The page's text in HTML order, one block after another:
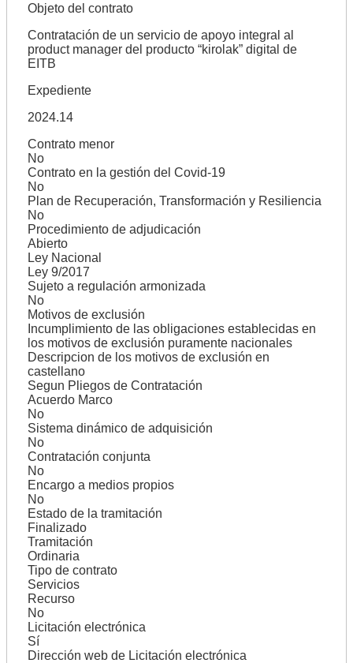
Objeto del contrato
Contratación de un servicio de apoyo integral al
product manager del producto “kirolak” digital de
EITB
Expediente
2024.14
Contrato menor
No
Contrato en la gestión del Covid-19
No
Plan de Recuperación, Transformación y Resiliencia
No
Procedimiento de adjudicación
Abierto
Ley Nacional
Ley 9/2017
Sujeto a regulación armonizada
No
Motivos de exclusión
Incumplimiento de las obligaciones establecidas en
los motivos de exclusión puramente nacionales
Descripcion de los motivos de exclusión en
castellano
Segun Pliegos de Contratación
Acuerdo Marco
No
Sistema dinámico de adquisición
No
Contratación conjunta
No
Encargo a medios propios
No
Estado de la tramitación
Finalizado
Tramitación
Ordinaria
Tipo de contrato
Servicios
Recurso
No
Licitación electrónica
Sí
Dirección web de Licitación electrónica